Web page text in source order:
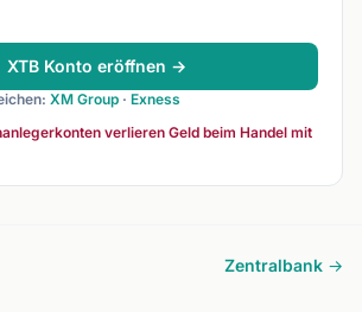
XTB Konto eröffnen →
XM Group · Exness
verlieren Geld beim Handel mit
Zentralbank →